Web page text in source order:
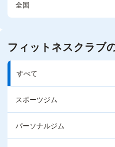
全国
フィットネスクラブ
すべて
スポーツジム
パーソナルジム